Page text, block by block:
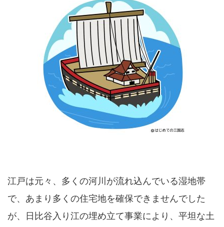
江戸は元々、多くの河川が流れ込んでいる湿地帯
で、あまり多くの住宅地を確保できませんでした
が、日比谷入り江の埋め立て事業により、平坦な土